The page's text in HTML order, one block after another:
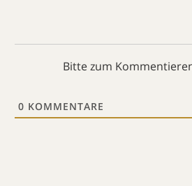
Bitte zum
0 KOMMENTARE